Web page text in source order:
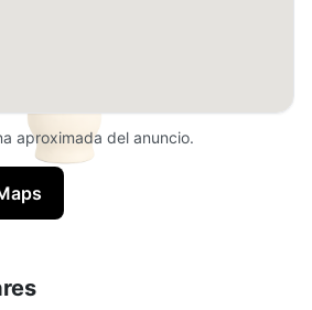
aproximada del anuncio.